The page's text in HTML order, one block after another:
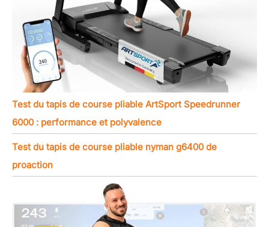
Test du tapis de course pliable ArtSport Speedrunner
6000 : performance et polyvalence
Test du tapis de course pliable nyman g6400 de
proaction